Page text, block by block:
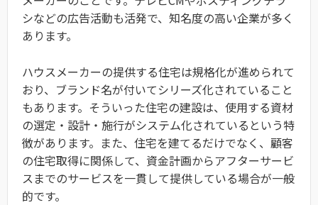
シなどの広告活動も活発で、知名度の高い企業が多く
あります。
ハウスメーカーの提供する住宅は規格化が進められて
おり、ブランド名が付いてシリーズ化されていること
もあります。そういった住宅の建設は、使用する資材
の選定・設計・施行がシステム化されているという特
徴があります。また、住宅を建てるだけでなく、顧客
の住宅取得に関係して、資金計画からアフターサービ
スまでのサービスを一貫して提供している場合が一般
的です。